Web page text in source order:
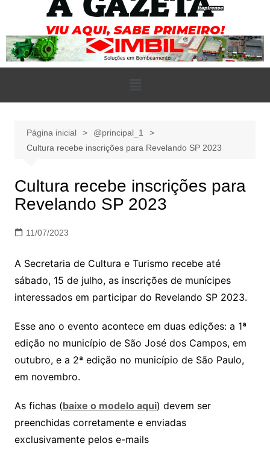
Página inicial
@principal_1
Cultura recebe inscrições para Revelando SP 2023
Cultura recebe inscrições para
Revelando SP 2023
11/07/2023
A Secretaria de Cultura e Turismo recebe até
sábado, 15 de julho, as inscrições de munícipes
interessados em participar do Revelando SP 2023.
Esse ano o evento acontece em duas edições: a 1ª
edição no município de São José dos Campos, em
outubro, e a 2ª edição no município de São Paulo,
em novembro.
As fichas (baixe o modelo aqui) devem ser
preenchidas corretamente e enviadas
exclusivamente pelos e-mails